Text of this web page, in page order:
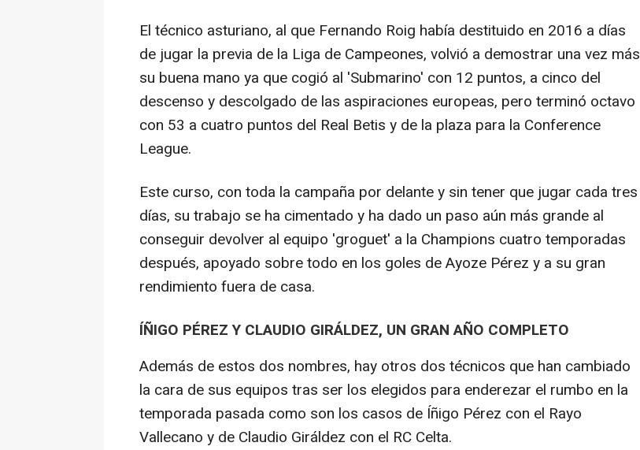
El técnico asturiano, al que Fernando Roig había destituido en 2016 a días
de jugar la previa de la Liga de Campeones, volvió a demostrar una vez más
su buena mano ya que cogió al 'Submarino' con 12 puntos, a cinco del
descenso y descolgado de las aspiraciones europeas, pero terminó octavo
con 53 a cuatro puntos del Real Betis y de la plaza para la Conference
League.
Este curso, con toda la campaña por delante y sin tener que jugar cada tres
días, su trabajo se ha cimentado y ha dado un paso aún más grande al
conseguir devolver al equipo 'groguet' a la Champions cuatro temporadas
después, apoyado sobre todo en los goles de Ayoze Pérez y a su gran
rendimiento fuera de casa.
ÍÑIGO PÉREZ Y CLAUDIO GIRÁLDEZ, UN GRAN AÑO COMPLETO
Además de estos dos nombres, hay otros dos técnicos que han cambiado
la cara de sus equipos tras ser los elegidos para enderezar el rumbo en la
temporada pasada como son los casos de Íñigo Pérez con el Rayo
Vallecano y de Claudio Giráldez con el RC Celta.